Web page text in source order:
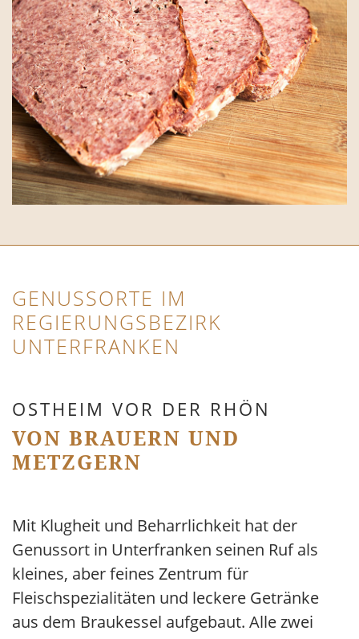
GENUSSORTE IM
REGIERUNGSBEZIRK
UNTERFRANKEN
OSTHEIM VOR DER RHÖN
VON BRAUERN UND
METZGERN
Mit Klugheit und Beharrlichkeit hat der
Genussort in Unterfranken seinen Ruf als
kleines, aber feines Zentrum für
Fleischspezialitäten und leckere Getränke
aus dem Braukessel aufgebaut. Alle zwei